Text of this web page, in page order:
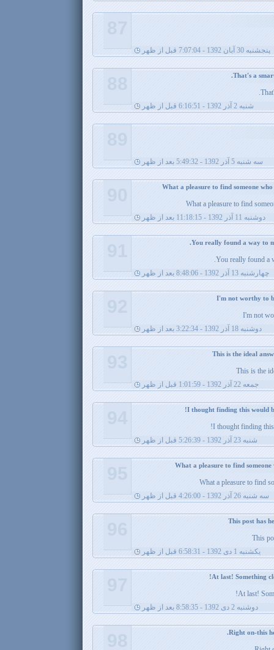
پنجشنبه 30 آبان 1392 - 7:07:04 قبل از ظهر
شنبه 2 آذر 1392 - 6:16:51 قبل از ظهر
سه شنبه 5 آذر 1392 - 5:49:32 بعد از ظهر
What a pleasure to find
دوشنبه 11 آذر 1392 - 11:18:15 بعد از ظهر
You really found a
چهارشنبه 13 آذر 1392 - 8:48:06 بعد از ظهر
I'm not
دوشنبه 18 آذر 1392 - 3:22:34 بعد از ظهر
This is the
جمعه 22 آذر 1392 - 1:01:59 قبل از ظهر
I thought finding this
شنبه 23 آذر 1392 - 5:26:39 قبل از ظهر
What a pleasure to find
سه شنبه 26 آذر 1392 - 4:26:00 قبل از ظهر
This
يکشنبه 1 دی 1392 - 6:58:31 قبل از ظهر
At last!
دوشنبه 2 دی 1392 - 8:58:35 بعد از ظهر